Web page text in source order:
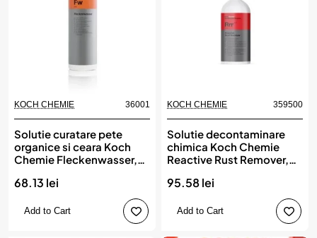
New
KOCH CHEMIE 36001
Solutie curatare pete
organice si ceara Koch
Chemie Fleckenwasser,
68.13 lei
Add to Cart
New
KOCH CHEMIE 359500
Solutie decontaminare
chimica Koch Chemie
Reactive Rust Remover,
95.58 lei
Add to Cart